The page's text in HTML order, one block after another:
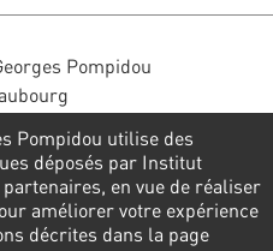
Pompidou
78 41 22
Pompidou utilise des
déposés par Institut
en vue de réaliser
améliorer votre expérience
décrites dans la page